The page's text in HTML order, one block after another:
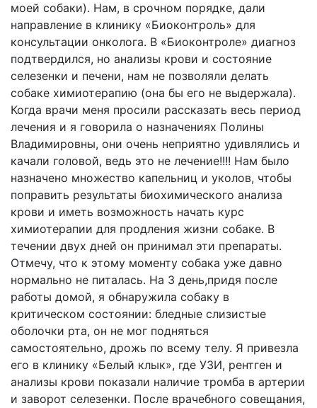
моей собаки). Нам, в срочном порядке, дали
направление в клинику «Биоконтроль» для
консультации онколога. В «Биоконтроле» диагноз
подтвердился, но анализы крови и состояние
селезенки и печени, нам не позволяли делать
собаке химиотерапию (она бы его не выдержала).
Когда врачи меня просили рассказать весь период
лечения и я говорила о назначениях Полины
Владимировны, они очень неприятно удивлялись и
качали головой, ведь это не лечение!!!! Нам было
назначено множество капельниц и уколов, чтобы
поправить результаты биохимического анализа
крови и иметь возможность начать курс
химиотерапии для продления жизни собаке. В
течении двух дней он принимал эти препараты.
Отмечу, что к этому моменту собака уже давно
нормально не питалась. На 3 день,придя после
работы домой, я обнаружила собаку в
критическом состоянии: бледные слизистые
оболочки рта, он не мог подняться
самостоятельно, дрожь по всему телу. Я привезла
его в клинику «Белый клык», где УЗИ, рентген и
анализы крови показали наличие тромба в артерии
и заворот селезенки. После врачебного совещания,